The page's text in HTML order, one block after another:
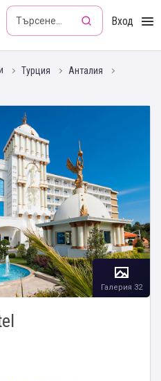
да пътуваш Вход
Турция
Анталия
Галерия 32